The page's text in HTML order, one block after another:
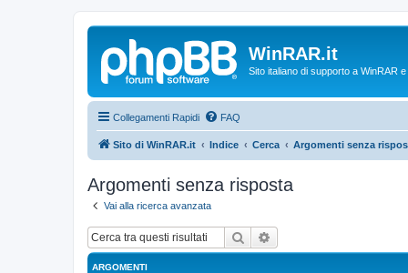
WinRAR.it
Sito italiano di supporto a WinRAR
Collegamenti Rapidi FAQ
Sito di WinRAR.it Indice Cerca Argomenti senza
Argomenti senza risposta
Vai alla ricerca avanzata
Cerca
ARGOMENTI